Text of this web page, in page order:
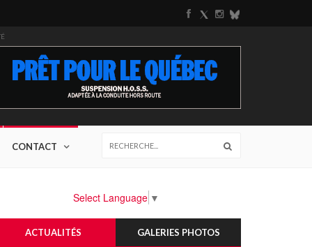
CONTACT
Select Language ▼
ACTUALITÉS GALERIES PHOTOS